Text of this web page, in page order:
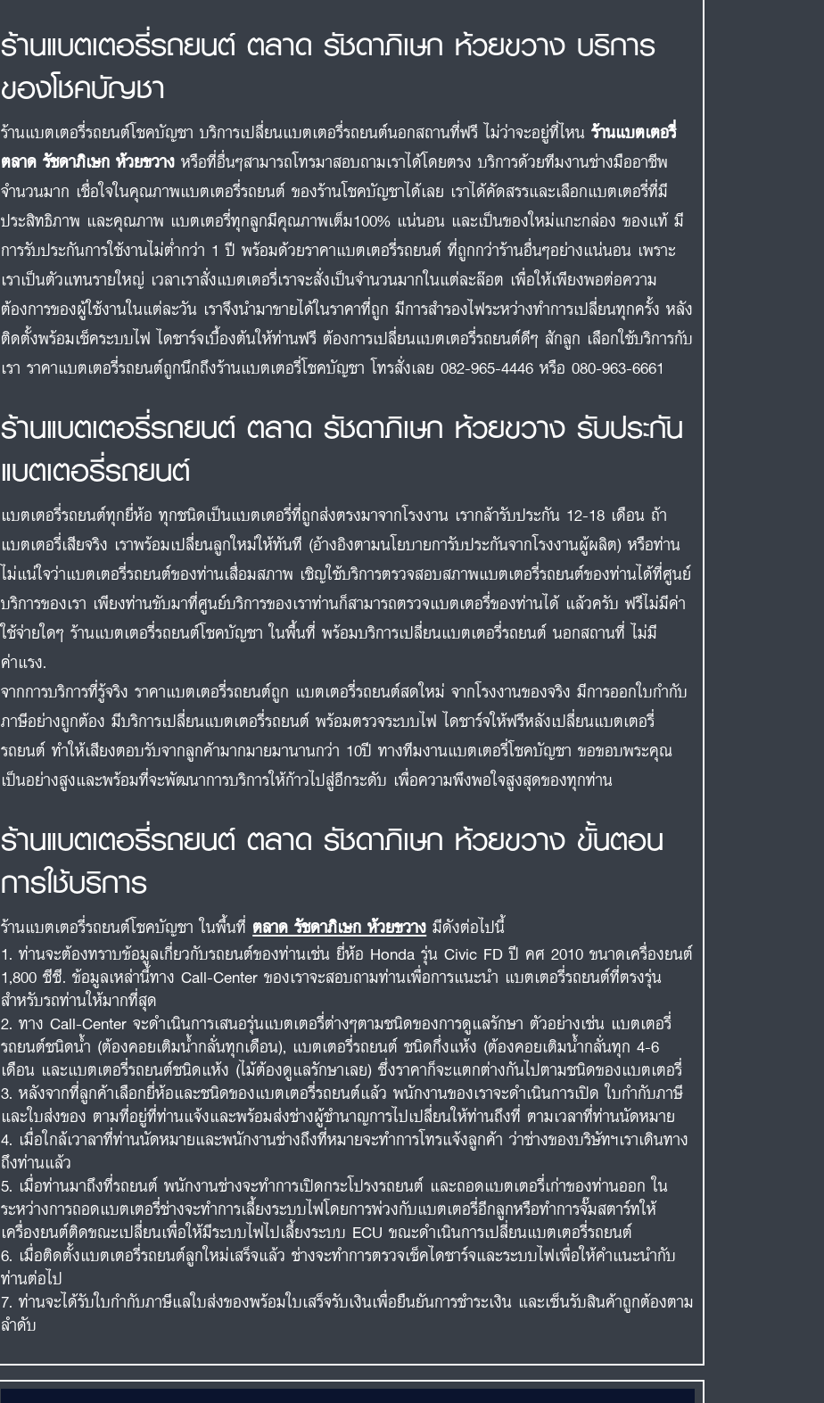
ร้านแบตเตอรี่รถยนต์ ตลาด รัชดาภิเษก ห้วยขวาง บริการ
ของโชคบัญชา
ร้านแบตเตอรี่รถยนต์โชคบัญชา บริการเปลี่ยนแบตเตอรี่รถยนต์นอกสถานที่ฟรี ไม่ว่าจะอยู่ที่ไหนร้านแบตเตอรี่
ตลาด รัชดาภิเษก ห้วยขวาง หรือที่อื่นๆสามารถโทรมาสอบถามเราได้โดยตรง บริการด้วยทีมงานช่างมืออาชีพ
จำนวนมาก เชื่อใจในคุณภาพแบตเตอรี่รถยนต์ ของร้านโชคบัญชาได้เลย เราได้คัดสรรและเลือกแบตเตอรี่ที่มี
ประสิทธิภาพ และคุณภาพ แบตเตอรี่ทุกลูกมีคุณภาพเต็ม100% แน่นอน และเป็นของใหม่แกะกล่อง ของแท้ มี
การรับประกันการใช้งานไม่ต่ำกว่า 1 ปี พร้อมด้วยราคาแบตเตอรี่รถยนต์ ที่ถูกกว่าร้านอื่นๆอย่างแน่นอน เพราะ
เราเป็นตัวแทนรายใหญ่ เวลาเราสั่งแบตเตอรี่เราจะสั่งเป็นจำนวนมากในแต่ละล๊อต เพื่อให้เพียงพอต่อความ
ต้องการของผู้ใช้งานในแต่ละวัน เราจึงนำมาขายได้ในราคาที่ถูก มีการสำรองไฟระหว่างทำการเปลี่ยนทุกครั้ง หลัง
ติดตั้งพร้อมเช็คระบบไฟ ไดชาร์จเบื้องต้นให้ท่านฟรี ต้องการเปลี่ยนแบตเตอรี่รถยนต์ดีๆ สักลูก เลือกใช้บริการกับ
เรา ราคาแบตเตอรี่รถยนต์ถูกนึกถึงร้านแบตเตอรี่โชคบัญชา โทรสั่งเลย 082-965-4446 หรือ 080-963-6661
ร้านแบตเตอรี่รถยนต์ ตลาด รัชดาภิเษก ห้วยขวาง รับประกัน
แบตเตอรี่รถยนต์
แบตเตอรี่รถยนต์ทุกยี่ห้อ ทุกชนิดเป็นแบตเตอรี่ที่ถูกส่งตรงมาจากโรงงาน เรากล้ารับประกัน 12-18 เดือน ถ้า
แบตเตอรี่เสียจริง เราพร้อมเปลี่ยนลูกใหม่ให้ทันที (อ้างอิงตามนโยบายการับประกันจากโรงงานผู้ผลิต) หรือท่าน
ไม่แน่ใจว่าแบตเตอรี่รถยนต์ของท่านเสื่อมสภาพ เชิญใช้บริการตรวจสอบสภาพแบตเตอรี่รถยนต์ของท่านได้ที่ศูนย์
บริการของเรา เพียงท่านขับมาที่ศูนย์บริการของเราท่านก็สามารถตรวจแบตเตอรี่ของท่านได้ แล้วครับ ฟรีไม่มีค่า
ใช้จ่ายใดๆ ร้านแบตเตอรี่รถยนต์โชคบัญชา ในพื้นที่ พร้อมบริการเปลี่ยนแบตเตอรี่รถยนต์ นอกสถานที่ ไม่มี
ค่าแรง.
จากการบริการที่รู้จริง ราคาแบตเตอรี่รถยนต์ถูก แบตเตอรี่รถยนต์สดใหม่ จากโรงงานของจริง มีการออกใบกำกับ
ภาษีอย่างถูกต้อง มีบริการเปลี่ยนแบตเตอรี่รถยนต์ พร้อมตรวจระบบไฟ ไดชาร์จให้ฟรีหลังเปลี่ยนแบตเตอรี่
รถยนต์ ทำให้เสียงตอบรับจากลูกค้ามากมายมานานกว่า 10ปี ทางทีมงานแบตเตอรี่โชคบัญชา ขอขอบพระคุณ
เป็นอย่างสูงและพร้อมที่จะพัฒนาการบริการให้ก้าวไปสู่อีกระดับ เพื่อความพึงพอใจสูงสุดของทุกท่าน
ร้านแบตเตอรี่รถยนต์ ตลาด รัชดาภิเษก ห้วยขวาง ขั้นตอน
การใช้บริการ
ร้านแบตเตอรี่รถยนต์โชคบัญชา ในพื้นที่ ตลาด รัชดาภิเษก ห้วยขวาง มีดังต่อไปนี้
ท่านจะต้องทราบข้อมูลเกี่ยวกับรถยนต์ของท่านเช่น ยี่ห้อ Honda รุ่น Civic FD ปี คศ 2010 ขนาดเครื่องยนต์
1,800 ซีซี. ข้อมูลเหล่านี้ทาง Call-Center ของเราจะสอบถามท่านเพื่อการแนะนำ แบตเตอรี่รถยนต์ที่ตรงรุ่น
สำหรับรถท่านให้มากที่สุด
ทาง Call-Center จะดำเนินการเสนอรุ่นแบตเตอรี่ต่างๆตามชนิดของการดูแลรักษา ตัวอย่างเช่น แบตเตอรี่
รถยนต์ชนิดน้ำ (ต้องคอยเติมน้ำกลั่นทุกเดือน), แบตเตอรี่รถยนต์ ชนิดกึ่งแห้ง (ต้องคอยเติมน้ำกลั่นทุก 4-6
เดือน และแบตเตอรี่รถยนต์ชนิดแห้ง (ไม้ต้องดูแลรักษาเลย) ซึ่งราคาก็จะแตกต่างกันไปตามชนิดของแบตเตอรี่
หลังจากที่ลูกค้าเลือกยี่ห้อและชนิดของแบตเตอรี่รถยนต์แล้ว พนักงานของเราจะดำเนินการเปิด ใบกำกับภาษี
และใบส่งของ ตามที่อยู่ที่ท่านแจ้งและพร้อมส่งช่างผู้ชำนาญการไปเปลี่ยนให้ท่านถึงที่ ตามเวลาที่ท่านนัดหมาย
เมื่อใกล้เวาลาที่ท่านนัดหมายและพนักงานช่างถึงที่หมายจะทำการโทรแจ้งลูกค้า ว่าช่างของบริษัทฯเราเดินทาง
ถึงท่านแล้ว
เมื่อท่านมาถึงที่รถยนต์ พนักงานช่างจะทำการเปิดกระโปรงรถยนต์ และถอดแบตเตอรี่เก่าของท่านออก ใน
ระหว่างการถอดแบตเตอรี่ช่างจะทำการเลี้ยงระบบไฟโดยการพ่วงกับแบตเตอรี่อีกลูกหรือทำการจั๊มสตาร์ทให้
เครื่องยนต์ติดขณะเปลี่ยนเพื่อให้มีระบบไฟไปเลี้ยงระบบ ECU ขณะดำเนินการเปลี่ยนแบตเตอรี่รถยนต์
เมื่อติดตั้งแบตเตอรี่รถยนต์ลูกใหม่เสร็จแล้ว ช่างจะทำการตรวจเช็คไดชาร์จและระบบไฟเพื่อให้คำแนะนำกับ
ท่านต่อไป
ท่านจะได้รับใบกำกับภาษีแลใบส่งของพร้อมใบเสร็จรับเงินเพื่อยืนยันการชำระเงิน และเซ็นรับสินค้าถูกต้องตาม
ลำดับ